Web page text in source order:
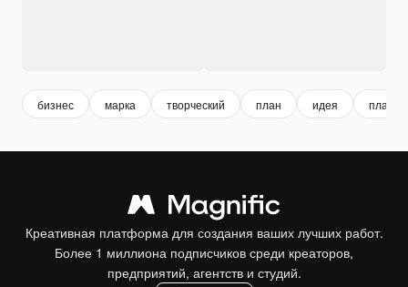
бизнес марка творческий план идея
Креативная платформа для создания ваших лучших работ.
Более 1 миллиона подписчиков среди креаторов,
предприятий, агентств и студий.